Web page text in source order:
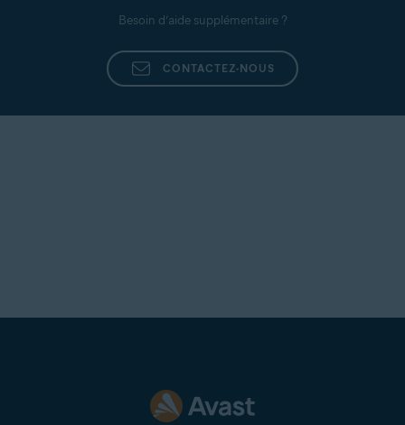
Besoin d’aide supplémentaire ?
CONTACTEZ-NOUS